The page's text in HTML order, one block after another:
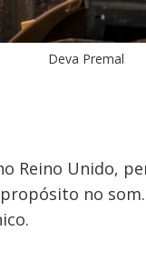
Deva Premal
Reino Unido,
no som.